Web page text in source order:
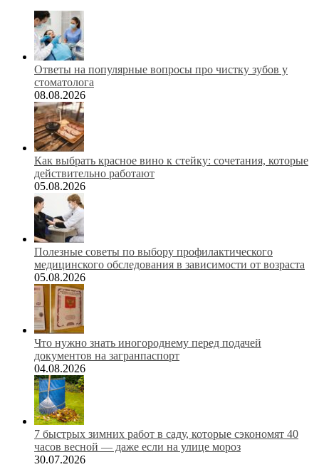
Ответы на популярные вопросы про чистку зубов у
стоматолога
08.08.2026
Как выбрать красное вино к стейку: сочетания, которые
действительно работают
05.08.2026
Полезные советы по выбору профилактического
медицинского обследования в зависимости от возраста
05.08.2026
Что нужно знать иногороднему перед подачей
документов на загранпаспорт
04.08.2026
7 быстрых зимних работ в саду, которые сэкономят 40
часов весной — даже если на улице мороз
30.07.2026